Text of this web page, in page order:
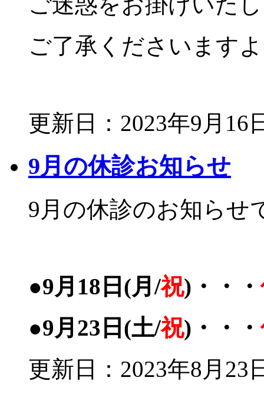
ご了承くださいます
更新日：2023年9月16
9月の休診お知らせ
9月の休診のお知らせ
●9月18日(月/祝)・・・
●9月23日(土/祝)・・・
更新日：2023年8月23